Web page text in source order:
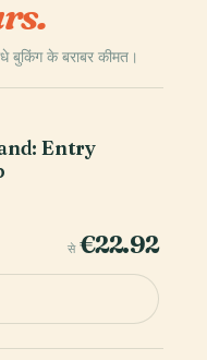
बुकिंग के बराबर कीमत।
Entry
से €22.92